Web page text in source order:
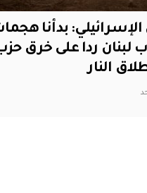
بدأنا
لبنان ردا على خرق
النار